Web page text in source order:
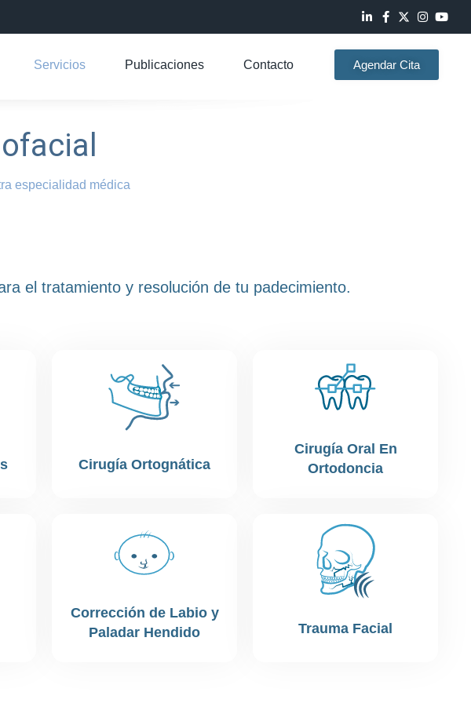
Servicios Publicaciones Contacto Agendar Cita
especialidad médica
el tratamiento y resolución de tu padecimiento.
Cirugía Ortognática
Cirugía Oral En
Ortodoncia
Corrección de Labio y
Paladar Hendido
Trauma Facial